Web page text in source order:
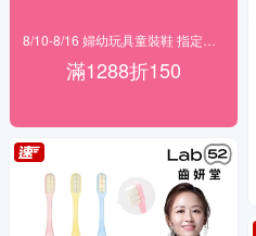
滿1288折150